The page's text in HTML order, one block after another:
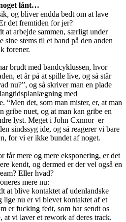
lånt…
og bliver endda bedt om at lave
det fremtiden for jer?
at arbejde sammen, særligt under
sine stems til et band på den anden
forener.
brudt med bandcyklussen, hvor
et år på at spille live, og så står
nu?”, og så skriver man en plade
med
“Men det, som man mister, er, at man
gribe nuet, og at man kan gribe en
lyst. Meget i John Cxnnor er
sindssyg ide, og så reagerer vi bare
for vi er ikke bundet af noget.
får mere og mere eksponering, er det
kendt, og dermed er der vel også en
Eller hvad?
mere nu:
at blive kontaktet af udenlandske
lige nu er vi blevet kontaktet af et
er fucking fedt, som har sendt os
at vi laver et rework af deres track.